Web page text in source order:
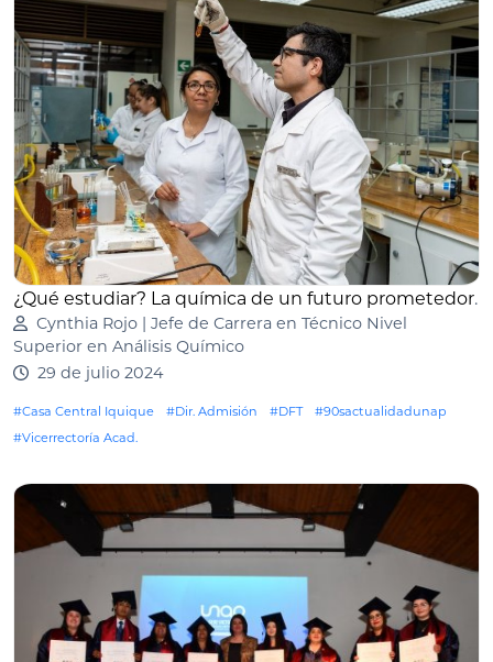
¿Qué estudiar? La química de un futuro prometedor.
Cynthia Rojo | Jefe de Carrera en Técnico Nivel
Superior en Análisis Químico
29 de julio 2024
#Casa Central Iquique #Dir. Admisión #DFT
#90sactualidadunap
#Vicerrectoría Acad.